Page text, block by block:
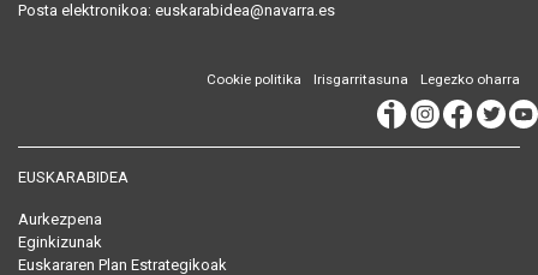
Posta elektronikoa: euskarabidea@navarra.es
Legezko oharra
Irisgarritasuna
Cookie politika
EUSKARABIDEA
Aurkezpena
Eginkizunak
Euskararen Plan Estrategikoak